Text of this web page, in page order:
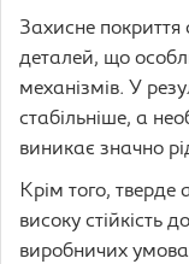
Захисне
деталей, що
механізмів. У
стабільніше, а
виникає значно
Крім того,
високу стійкість
виробничих